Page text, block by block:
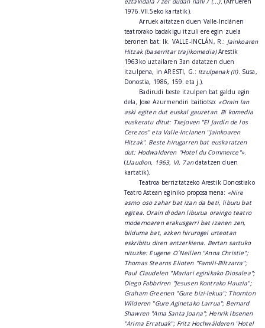
1976.VII.5eko kartatik).
Arruek aitatzen duen Valle-Inclánen
teatrorako badakigu itzuli ere egin zuela
beronen bat: Ik. VALLE-INCLÁN, R.: Jainkoaren
Hitzak (baserritar trajikomedia)Arestik
1963ko uztailaren 3an datatzen duen
itzulpena, in ARESTI, G.: Itzulpenak (II). Susa,
Donostia, 1986, 159. eta j.).
Badirudi beste itzulpen bat galdu egin
dela, Joxe Azurmendiri baitiotso: «Orain lan
aski egiten dut euskal gauzetan. Bi komedia
euskeratu ditut: Txejoven "El Jardín de los
Cerezos" eta Valle-Inclanen "Jainkoaren
Hitzak". Beste hirugarren bat euskaratzen
dut: Hodwalderen "Hotel du Commerce"».
(Llaudion, 1963, VI, 7andatatzen duen
kartatik).
Teatroa berriztatzeko Arestik Donostiako
Teatro Astean eginiko proposamena: «Nire
asmo oso zahar bat izan da beti, liburu bat
egitea. Orain diodan liburua oraingo teatro
modernoaren erakusgarri bat izanen zen,
bilduma bat, azken hirurogei urteotan
eskribitu diren antzerkiena. Bertan sartuko
nituzke: Eugene O´Neillen "Anna Christie";
Thomas Stearns Elioten "Famili-Biltzarra";
Paul Claudelen "Mariari eginikako Diosalea";
Diego Fabbriren "Jesusen Kontrako Hauzia";
Graham Greenen "Gure bizi-lekua"; Thornton
Wilderen "Gure Aginetako Larrua"; Bernard
Shawren "Ama Santa Joana"; Henrik lbsenen
"Arima Erratuak"; Fritz Hochwálderen "Hotel